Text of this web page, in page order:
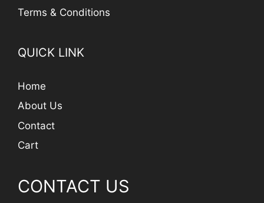
Terms & Conditions
QUICK LINK
Home
About Us
Contact
Cart
CONTACT US